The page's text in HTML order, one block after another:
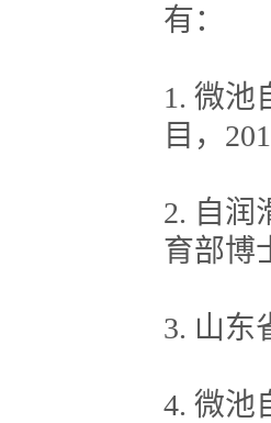
有：
1. 微池
目，
2. 自润
育部博
3. 山东
4. 微池